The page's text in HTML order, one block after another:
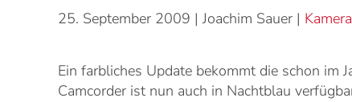
25. September 2009 | Joachim Sauer | Kamera
Ein farbliches Update bekommt die schon im
Camcorder ist nun auch in Nachtblau